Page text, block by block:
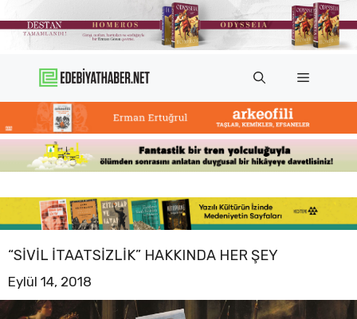
atla
Menü
“SIVIL İTAATSIZLIK” HAKKINDA HER ŞEY
Eylül 14, 2018